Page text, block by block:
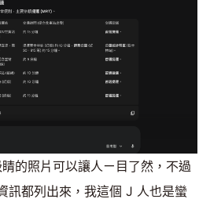
的照片可以讓人ㄧ目了然，不過
訊都列出來，我這個 J 人也是蠻